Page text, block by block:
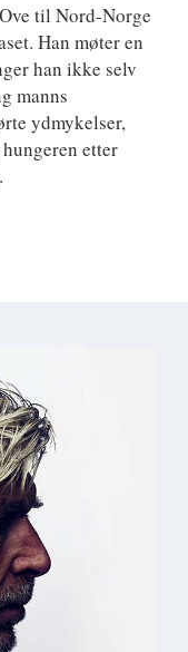
til Nord-Norge
Han møter en
han ikke selv
manns
ydmykelser,
etter